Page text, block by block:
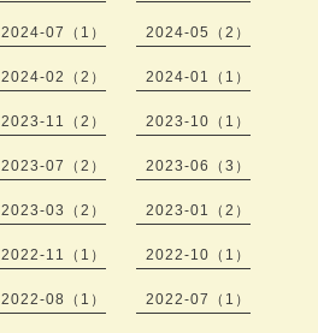
2024-07（1） 2024-05（2）
2024-02（2） 2024-01（1）
2023-11（2） 2023-10（1）
2023-07（2） 2023-06（3）
2023-03（2） 2023-01（2）
2022-11（1） 2022-10（1）
2022-08（1） 2022-07（1）